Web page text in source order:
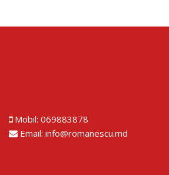
Mobil: 069883878
Email: info@romanescu.md